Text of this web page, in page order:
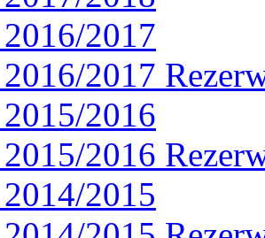
2017
2016/2017
2016
2015/2016
2015